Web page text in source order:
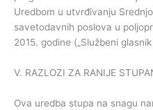
Uredbom u utvrđivanju
savetodavnih poslova u
2015. godine („Službeni glasnik
V. RAZLOZI ZA RANIJE
Ova uredba stupa na snagu